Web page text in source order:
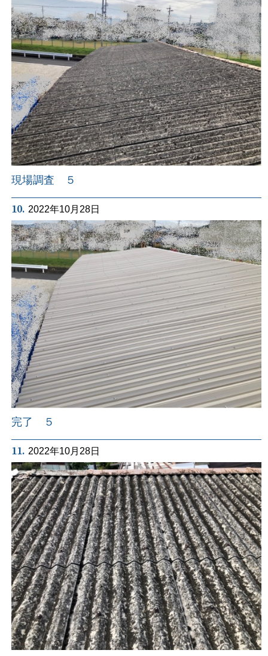
現場調査 ５
10. 2022年10月28日
完了 ５
11. 2022年10月28日